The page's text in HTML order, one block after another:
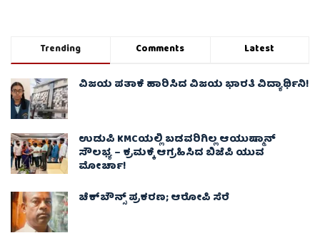
Trending Comments Latest
ವಿಜಯ ಪತಾಕೆ ಹಾರಿಸಿದ ವಿಜಯ ಭಾರತಿ ವಿದ್ಯಾರ್ಥಿನಿ!
ಉಡುಪಿ KMCಯಲ್ಲಿ ಬಡವರಿಗಿಲ್ಲ ಆಯುಷ್ಮಾನ್
ಸೌಲಭ್ಯ – ಕ್ರಮಕ್ಕೆ ಆಗ್ರಹಿಸಿದ ಬಿಜೆಪಿ ಯುವ
ಮೋರ್ಚಾ!
ಚೆಕ್​ಬೌನ್ಸ್​ ಪ್ರಕರಣ; ಆರೋಪಿ ಸೆರೆ